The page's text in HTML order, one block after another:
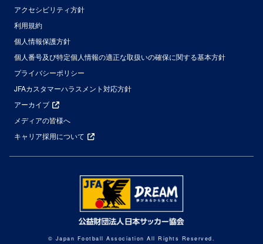
アクセシビリティ方針
利用規約
個人情報保護方針
個人番号及び特定個人情報の適正な取扱いの確保に関する基本方針
プライバシーポリシー
JFAカスタマーハラスメント対応方針
アーカイブ
メディアの皆様へ
キャリア採用について
© Japan Football Association All Rights Reserved.